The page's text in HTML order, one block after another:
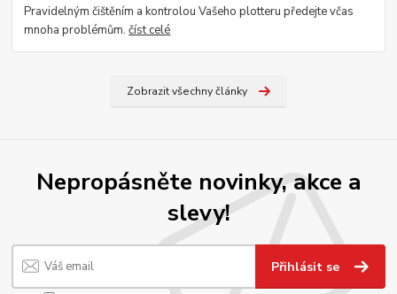
Pravidelným čištěním a kontrolou Vašeho plotteru předejte včas
mnoha problémům.číst celé
Zobrazit všechny články
Nepropásněte novinky, akce a
slevy!
Přihlásit se